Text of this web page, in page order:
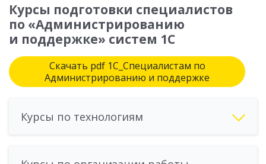
Курсы подготовки специалистов
по «Администрированию
и поддержке» систем 1С
Скачать pdf 1С_Специалистам по
Администрированию и поддержке
Курсы по технологиям